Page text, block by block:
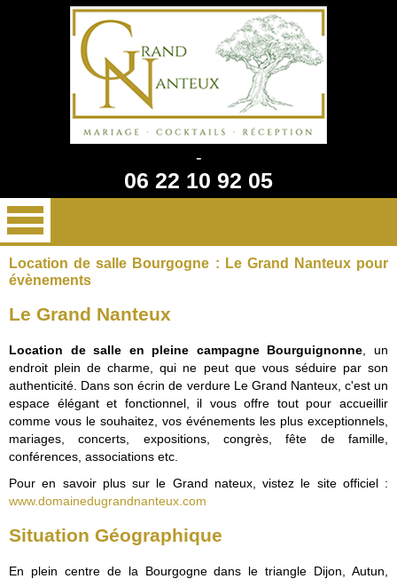
-
06 22 10 92 05
Location de salle Bourgogne : Le Grand Nanteux pour
évènements
Le Grand Nanteux
Location de salle en pleine campagne Bourguignonne , un
endroit plein de charme, qui ne peut que vous séduire par son
authenticité. Dans son écrin de verdure Le Grand Nanteux, c'est un
espace élégant et fonctionnel, il vous offre tout pour accueillir
comme vous le souhaitez, vos événements les plus exceptionnels,
mariages, concerts, expositions, congrès, fête de famille,
conférences, associations etc.
Pour en savoir plus sur le Grand nateux, vistez le site officiel :
www.domainedugrandnanteux.com
Situation Géographique
En plein centre de la Bourgogne dans le triangle Dijon, Autun,